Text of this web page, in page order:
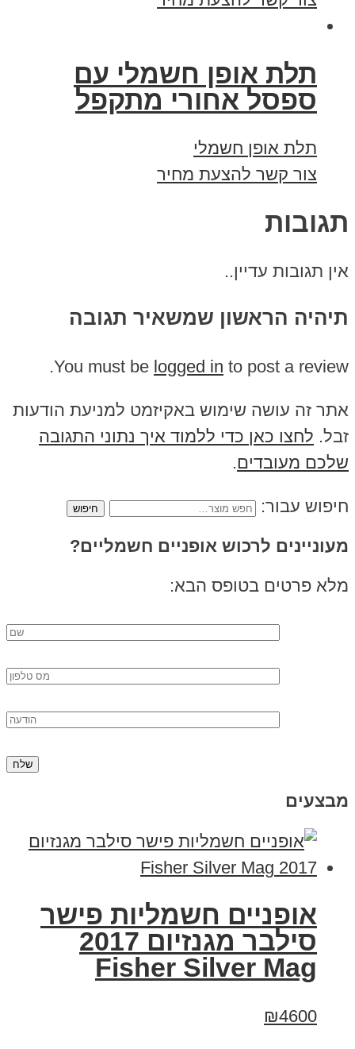
תלת אופן חשמלי עם
ספסל אחורי מתקפל
תלת אופן חשמלי
צור קשר להצעת מחיר
תגובות
אין תגובות עדיין..
תיהיה הראשון שמשאיר תגובה
You must be logged in to post a review.
אתר זה עושה שימוש באקיזמט למניעת הודעות
זבל. לחצו כאן כדי ללמוד איך נתוני התגובה
שלכם מעובדים.
חיפוש עבור:
מעוניינים לרכוש אופניים חשמליים?
מלא פרטים בטופס הבא:
מבצעים
אופניים חשמליות פישר
סילבר מגנזיום 2017
Fisher Silver Mag
₪4600